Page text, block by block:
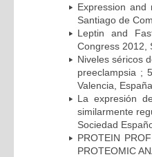
Expression
Santiago de
Leptin and
Congress 2012,
Niveles séricos
preeclampsia ;
Valencia,
La expresión
similarmente
Sociedad
PROTEIN
PROTEOMIC